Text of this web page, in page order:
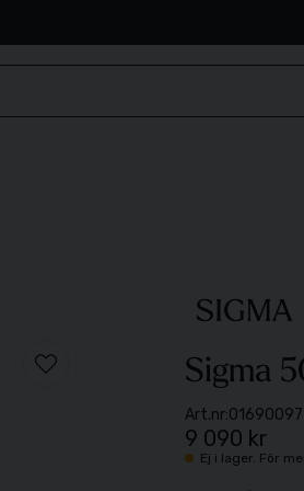
Sigma
Art.nr:
9 090 kr
Ej i lager. För